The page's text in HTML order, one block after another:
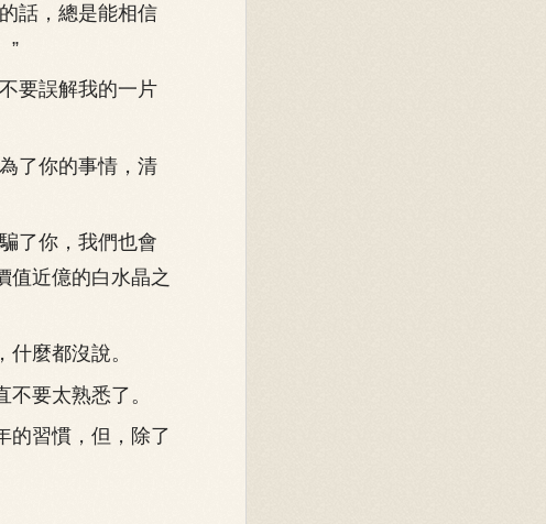
話，總是能相信
”
要誤解我的一片
了你的事情，清
了你，我們也會
值近億的白水晶之
麼都沒說。
要太熟悉了。
習慣，但，除了